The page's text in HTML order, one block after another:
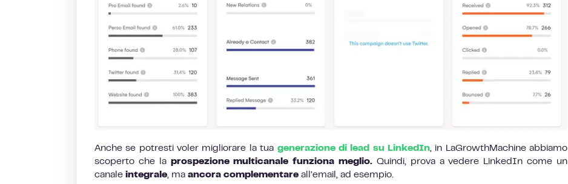
Anche se potresti voler migliorare la tua generazione di lead su LinkedIn, in LaGrowthMachine abbiamo
scoperto che la prospezione multicanale funziona meglio. Quindi, prova a vedere LinkedIn come un
canale integrale, ma ancora complementare all’email, ad esempio.